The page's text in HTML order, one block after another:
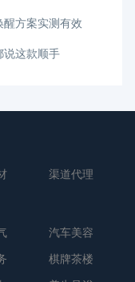
方案实测有效
说这款顺手
渠道代理
汽车美容
棋牌茶楼